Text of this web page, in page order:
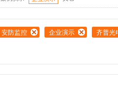
安防监控 企业演示 齐普光